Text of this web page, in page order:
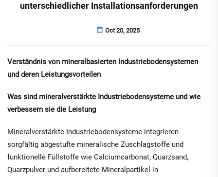
unterschiedlicher Installationsanforderungen
Oct 20, 2025
Verständnis von mineralbasierten Industriebodensystemen
und deren Leistungsvorteilen
Was sind mineralverstärkte Industriebodensysteme und wie
verbessern sie die Leistung
Mineralverstärkte Industriebodensysteme integrieren
sorgfältig abgestufte mineralische Zuschlagstoffe und
funktionelle Füllstoffe wie Calciumcarbonat, Quarzsand,
Quarzpulver und aufbereitete Mineralpartikel in